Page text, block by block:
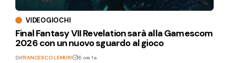
VIDEOGIOCHI
Final Fantasy VII Revelation sarà alla Gamescom
2026 con un nuovo sguardo al gioco
DiFRANCESCO LEMURI 16 ore fa